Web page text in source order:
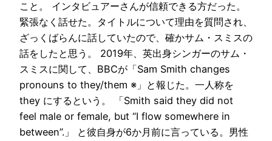
こと。 インタビュアーさんが信頼できる方だった。
緊張なく話せた。タイトルについて理由を質問され、
ざっくばらんに話していたので、確かサム・スミスの
話をしたと思う。 2019年、英出身シンガーのサム・
スミスに関して、BBCが「Sam Smith changes
pronouns to they/them ※」と報じた。一人称を
they にするという。 「Smith said they did not
feel male or female, but “I flow somewhere in
between”.」 と彼自身が6か月前に言っている。男性